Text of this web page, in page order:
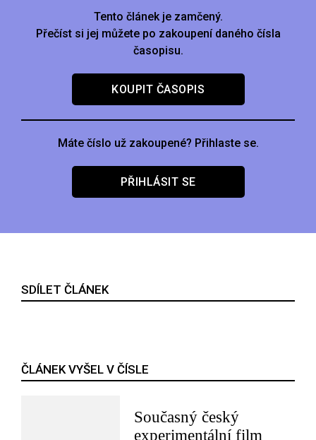
Tento článek je zamčený.
Přečíst si jej můžete po zakoupení daného čísla
časopisu.
KOUPIT ČASOPIS
Máte číslo už zakoupené? Přihlaste se.
PŘIHLÁSIT SE
SDÍLET ČLÁNEK
ČLÁNEK VYŠEL V ČÍSLE
Současný český
experimentální film